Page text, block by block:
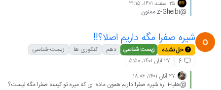
۲۵ اسفند ۱۴۰۱،‏ ۲۱:۱۵
@z-Gheibi ممنون
شیره صفرا مگه داریم اصلا؟!!
حل نشده زیست شناسی دهم کنکوری ها
زیست-شناسی
6
۲۷ آبان ۱۴۰۱،‏ ۵:۵۰
۲۷ آبان ۱۴۰۱،‏ ۱۸:۰۶
@هلیا-1 اره شیره صفرا داریم همون ماده ای که میره تو کیسه صفرا مگه نیست؟